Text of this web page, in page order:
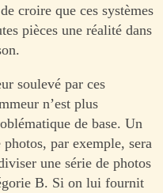
croire que ces systèmes
pièces une réalité dans
soulevé par ces
n’est plus
de base. Un
par exemple, sera
une série de photos
B. Si on lui fournit